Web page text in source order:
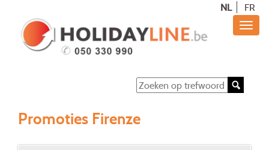
NL FR
Promoties Firenze